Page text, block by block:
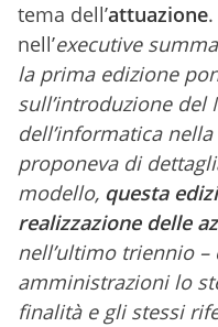
tema dell’attuazione
nell’executive
la prima edizione
sull’introduzione del
dell’informatica
proponeva di
modello, questa
realizzazione delle
nell’ultimo triennio
amministrazioni lo
finalità e gli stessi